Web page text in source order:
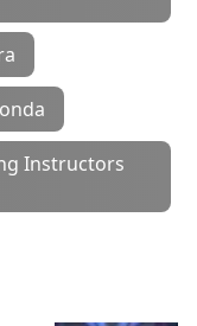
Instructors